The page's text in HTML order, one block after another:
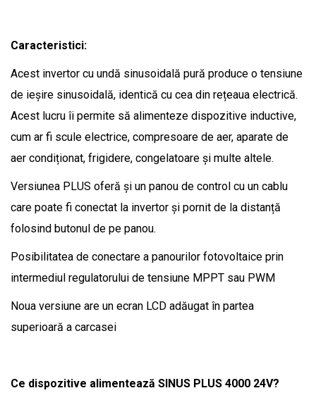
Caracteristici:
Acest invertor cu undă sinusoidală pură produce o tensiune
de ieșire sinusoidală, identică cu cea din rețeaua electrică.
Acest lucru îi permite să alimenteze dispozitive inductive,
cum ar fi scule electrice, compresoare de aer, aparate de
aer condiționat, frigidere, congelatoare și multe altele.
Versiunea PLUS oferă și un panou de control cu ​​un cablu
care poate fi conectat la invertor și pornit de la distanță
folosind butonul de pe panou.
Posibilitatea de conectare a panourilor fotovoltaice prin
intermediul regulatorului de tensiune MPPT sau PWM
Noua versiune are un ecran LCD adăugat în partea
superioară a carcasei
Ce dispozitive alimentează SINUS PLUS 4000 24V?